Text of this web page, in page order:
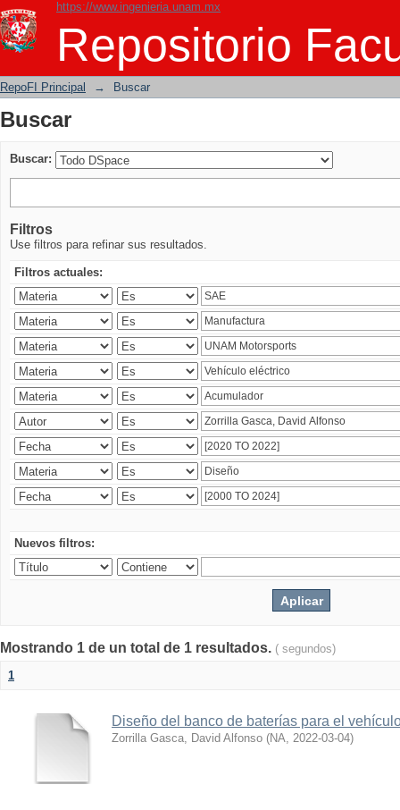
https://www.ingenieria.unam.mx
Repositorio
Buscar
RepoFI Principal → Buscar
Buscar
Buscar:
Filtros
Use filtros para refinar sus resultados.
Filtros actuales:
Nuevos filtros:
Mostrando 1 de un total de 1 resultados. ( segundos)
1
Diseño del banco de baterías para el
Zorrilla Gasca, David Alfonso (NA, 2022-03-04)